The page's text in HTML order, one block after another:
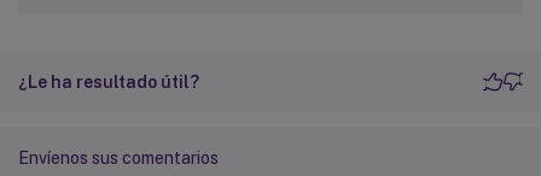
¿Le ha resultado útil?
Envíenos sus comentarios